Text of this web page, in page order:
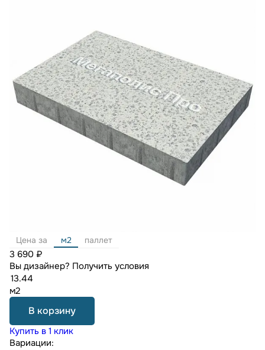
Цена за м2 паллет
3 690 ₽
Вы дизайнер? Получить условия
м2
В корзину
Купить в 1 клик
Вариации: